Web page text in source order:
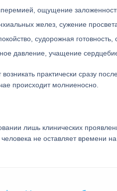
ощущение
желез, сужение
судорожная готовность,
давление, учащение
практически сразу
происходит молниеносно.
лишь клинических
не оставляет времени